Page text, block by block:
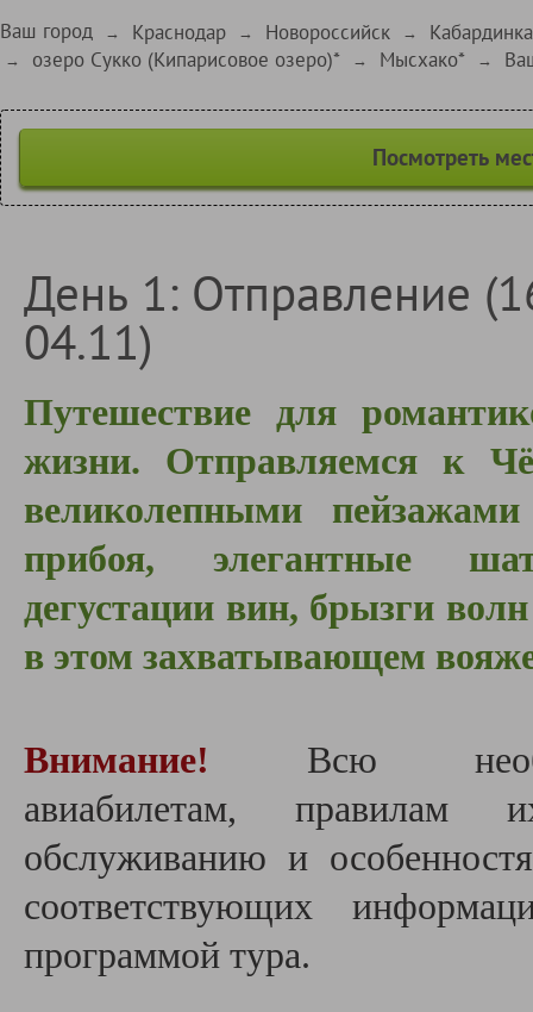
Ваш город → Краснодар → Новороссийск →
→ озеро Сукко (Кипарисовое озеро)* → Мысхако* →
Посмотреть
День 1: Отправление
04.11)
Путешествие для
жизни. Отправляемся к
великолепными
прибоя, элегантные
дегустации вин, брызги
в этом захватывающем
Внимание!
Всю
авиабилетам, правилам
обслуживанию и
соответствующих
программой тура.